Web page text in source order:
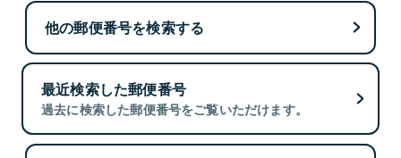
他の郵便番号を検索する
最近検索した郵便番号
過去に検索した郵便番号をご覧いただけます。